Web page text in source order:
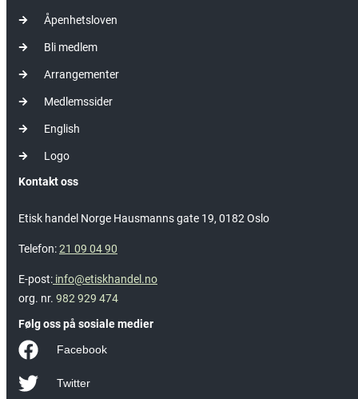
Åpenhetsloven
Bli medlem
Arrangementer
Medlemssider
English
Logo
Kontakt oss
Etisk handel Norge Hausmanns gate 19, 0182 Oslo
Telefon:21 09 04 90
E-post: info@etiskhandel.no
org. nr. 982 929 474
Følg oss på sosiale medier
Facebook
Twitter